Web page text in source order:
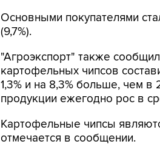
Основными покупателями
(9,7%).
"Агроэкспорт" также
картофельных чипсов
1,3% и на 8,3% больше, чем
продукции ежегодно рос в
Картофельные чипсы
отмечается в сообщении.